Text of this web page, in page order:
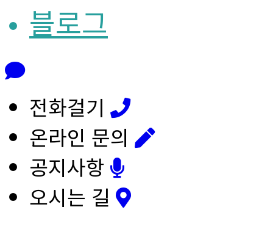
블로그
전화걸기
온라인 문의
공지사항
오시는 길